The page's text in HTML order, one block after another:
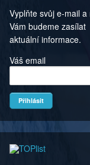
Vyplňte svůj e-mail a
Vám budeme zasílat
aktuální informace.
Váš email